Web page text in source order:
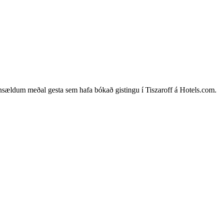
meðal gesta sem hafa bókað gistingu í Tiszaroff á